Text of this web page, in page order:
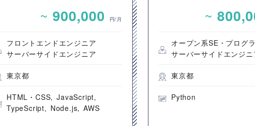
のフロントエンド開発案件
~ 900,000 円/月
フロントエンドエンジニア
サーバーサイドエンジニア
東京都
HTML・CSS
JavaScript
TypeScript
Node.js AWS
~
オープン系SE・プログ
サーバーサイドエンジニ
東京都
Python